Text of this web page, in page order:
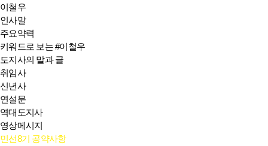
이철우
인사말
주요약력
키워드로 보는 #이철우
도지사의 말과 글
취임사
신년사
연설문
역대도지사
영상메시지
민선8기 공약사항